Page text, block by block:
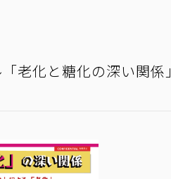
老化と糖化の深い関係」